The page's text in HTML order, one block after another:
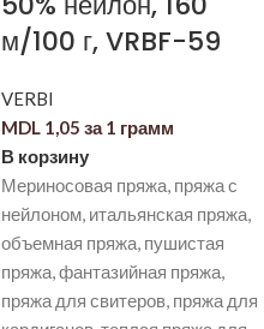
м/100 г, VRBF-59
VERBI
MDL 1,05 за 1 грамм
В корзину
Мериносовая пряжа, пряжа с
нейлоном, итальянская пряжа,
объемная пряжа, пушистая
пряжа, фантазийная пряжа,
пряжа для свитеров, пряжа для